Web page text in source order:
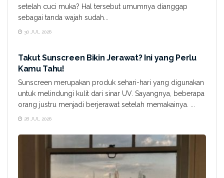
setelah cuci muka? Hal tersebut umumnya dianggap
sebagai tanda wajah sudah...
30 JUL 2026
Takut Sunscreen Bikin Jerawat? Ini yang Perlu
Kamu Tahu!
Sunscreen merupakan produk sehari-hari yang digunakan
untuk melindungi kulit dari sinar UV. Sayangnya, beberapa
orang justru menjadi berjerawat setelah memakainya. ...
28 JUL 2026